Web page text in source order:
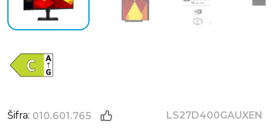
Šifra: 010.601.765
LS27D400GAUXEN